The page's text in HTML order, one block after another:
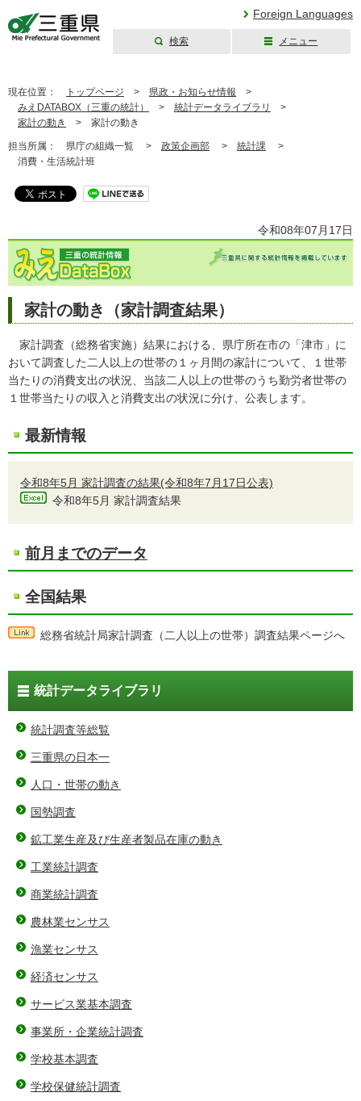
Foreign Languages
検索 メニュー
現在位置： トップページ > 県政・お知らせ情報 >
みえDATABOX（三重の統計）
> 統計データライブラリ
>
家計の動き
> 家計の動き
担当所属： 県庁の組織一覧 > 政策企画部 > 統計課 >
消費・生活統計班
令和08年07月17日
家計の動き（家計調査結果）
家計調査（総務省実施）結果における、県庁所在市の「津市」に
おいて調査した二人以上の世帯の１ヶ月間の家計について、１世帯
当たりの消費支出の状況、当該二人以上の世帯のうち勤労者世帯の
１世帯当たりの収入と消費支出の状況に分け、公表します。
最新情報
令和8年5月 家計調査の結果(令和8年7月17日公表)
令和8年5月 家計調査結果
前月までのデータ
全国結果
総務省統計局家計調査（二人以上の世帯）調査結果ページへ
統計データライブラリ
統計調査等総覧
三重県の日本一
人口・世帯の動き
国勢調査
鉱工業生産及び生産者製品在庫の動き
工業統計調査
商業統計調査
農林業センサス
漁業センサス
経済センサス
サービス業基本調査
事業所・企業統計調査
学校基本調査
学校保健統計調査